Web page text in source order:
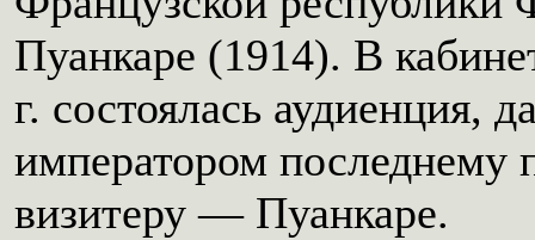
Пуанкаре (1914). В
г. состоялась аудиенция,
императором последнему
визитеру — Пуанкаре.